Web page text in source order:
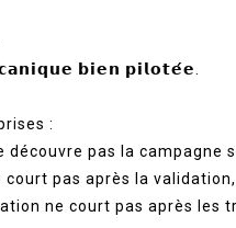
𝗯𝗶𝗲𝗻 𝗽𝗶𝗹𝗼𝘁𝗲́𝗲.
:
découvre pas la campagne
court pas après la validation,
ne court pas après les